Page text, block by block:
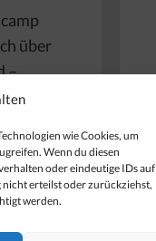
wie Cookies, um
Wenn du diesen
oder eindeutige IDs auf
erteilst oder zurückziehst,
werden.
über
–
gutem